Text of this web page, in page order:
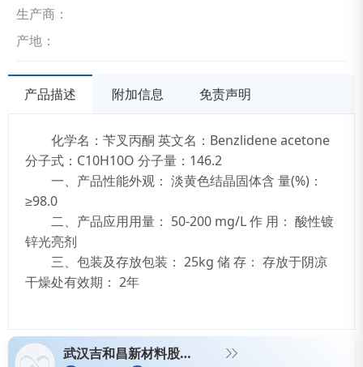
生产商：
产地：
产品描述 附加信息 免责声明
化学名：苄叉丙酮 英文名：Benzlidene acetone
分子式：C10H10O 分子量：146.2
一、产品性能外观： 淡黄色结晶固体含 量(%)：
≥98.0
二、产品应用用量： 50-200 mg/L 作 用： 酸性镀
锌光亮剂
三、包装及存放包装： 25kg 储 存： 存放于阴凉
干燥处有效期： 2年
武汉吉和昌新材料股份有限公司